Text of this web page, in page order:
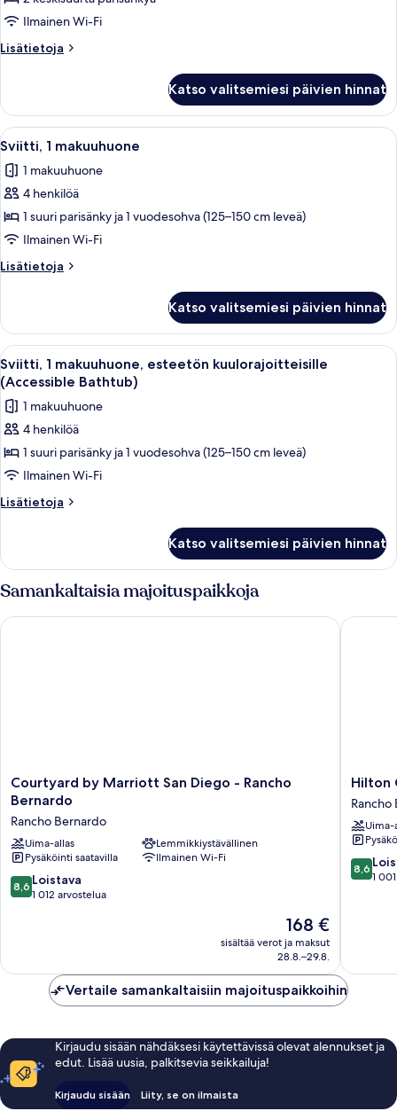
parisänkyä,
esteetön
Bathtub)
kuvat
Ilmainen Wi-Fi
Lisätietoja
Lisätietoja
keskisuurta
parisänkyä,
esteetön
(Accessible
Bathtub)
Katso valitsemiesi päivien hinnat
Avaa
kaikki
huonetyypin
Sviitti,
1
makuuhuone
kuvat
Moderni hotellihuone, jossa on
3
Sviitti, 1 makuuhuone
1 makuuhuone
4 henkilöä
1 suuri parisänky ja 1 vuodesohva (125–150 cm leveä)
Ilmainen Wi-Fi
Lisätietoja
Lisätietoja
makuuhuone
Katso valitsemiesi päivien hinnat
Avaa
kaikki
huonetyypin
Sviitti,
1
makuuhuone,
esteetön
kuulorajoitteisille
kuvat
Moderni hotellihuone, jossa on
3
Sviitti, 1 makuuhuone, esteetön kuulorajoitteisille
(Accessible Bathtub)
1 makuuhuone
4 henkilöä
1 suuri parisänky ja 1 vuodesohva (125–150 cm leveä)
Ilmainen Wi-Fi
Lisätietoja
Lisätietoja
makuuhuone,
esteetön
kuulorajoitteisille
(Accessible
Bathtub)
Katso valitsemiesi päivien hinnat
Samankaltaisia majoituspaikkoja
Courtyard
by
San
Diego
-
Rancho
Bernardo
Courtyard by Marriott San Diego - Rancho
Bernardo
Rancho Bernardo
Uima-allas
Lemmikkiystävällinen
Pysäköinti saatavilla
Ilmainen Wi-Fi
8.6
kautta
8,6 Loistava
1 012 arvostelua
Hinta
on
168 €
168 €
sisältää verot ja maksut
28.8.–29.8.
Courtyard by Marriott San Diego - Rancho Bernardo
Hilton
Garden
Inn
San
Diego
-
Rancho
Hilton
Rancho
Uima-
8.6
kautta
8,6
1
Hilton
Vertaile samankaltaisiin majoituspaikkoihin
Kirjaudu sisään nähdäksesi käytettävissä olevat alennukset ja
edut. Lisää uusia, palkitsevia seikkailuja!
Kirjaudu sisään Liity, se on ilmaista